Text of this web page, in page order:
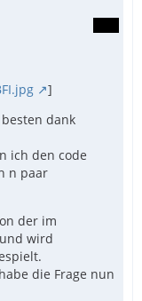
]
dank
ich den code
n paar
der im
wird
die Frage nun